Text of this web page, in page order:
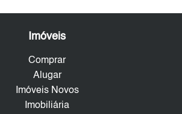
Imóveis
Comprar
Alugar
Imóveis Novos
Imobiliária